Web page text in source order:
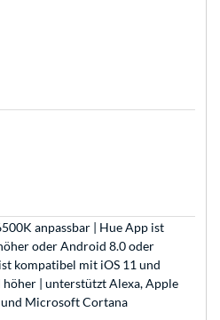
anpassbar | Hue App ist
oder Android 8.0 oder
kompatibel mit iOS 11 und
| unterstützt Alexa, Apple
Microsoft Cortana